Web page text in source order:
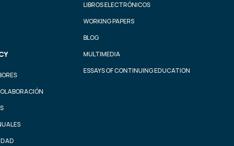
LIBROS ELECTRÓNICOS
WORKING PAPERS
BLOG
MULTIMEDIA
ESSAYS OF CONTINUING EDUCATION